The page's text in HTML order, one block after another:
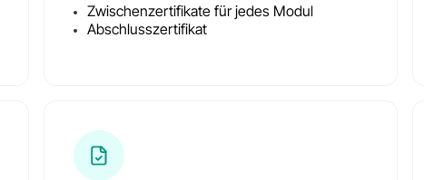
Zwischenzertifikate für jedes Modul
Abschlusszertifikat